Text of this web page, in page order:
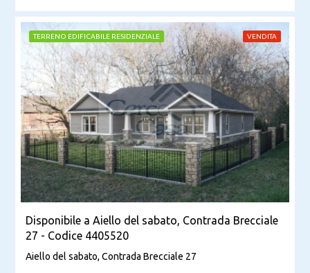
TERRENO EDIFICABILE RESIDENZIALE VENDITA
Disponibile a Aiello del sabato, Contrada Brecciale
27 - Codice 4405520
Aiello del sabato, Contrada Brecciale 27